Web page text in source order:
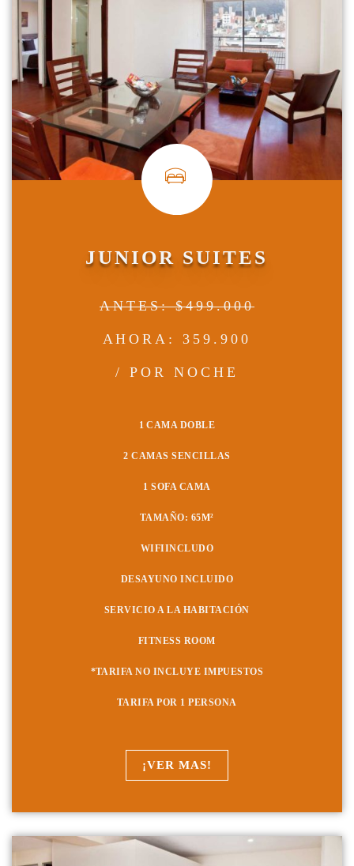
JUNIOR SUITES
ANTES: $499.000
AHORA: 359.900
/ POR NOCHE
1 CAMA DOBLE
2 CAMAS SENCILLAS
1 SOFA CAMA
TAMAÑO: 65M²
WIFIINCLUDO
DESAYUNO INCLUIDO
SERVICIO A LA HABITACIÓN
FITNESS ROOM
*TARIFA NO INCLUYE IMPUESTOS
TARIFA POR 1 PERSONA
¡VER MAS!